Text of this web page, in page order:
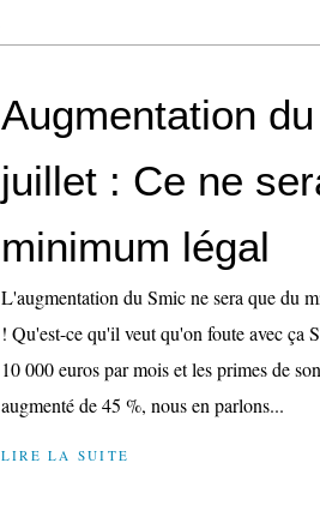
Augmentation
juillet : Ce ne
minimum légal
L'augmentation du Smic ne sera que du
! Qu'est-ce qu'il veut qu'on foute avec ça
10 000 euros par mois et les primes de
augmenté de 45 %, nous en parlons...
LIRE LA SUITE